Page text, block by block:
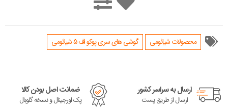
محصولات شیائومی گوشی های سری پوکو اف 5 شیائومی
ارسال به سراسر کشور
ارسال از طریق پست
ضمانت اصل بودن کالا
پک اورجینال و نسخه گلوبال